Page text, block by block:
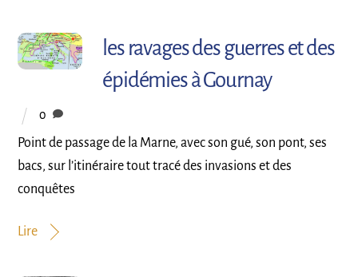
les ravages des guerres et des
épidémies à Gournay
0
Point de passage de la Marne, avec son gué, son pont, ses
bacs, sur l’itinéraire tout tracé des invasions et des
conquêtes
Lire